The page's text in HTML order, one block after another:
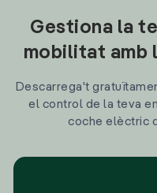
Gestiona la
mobilitat amb
Descarrega't
el control de la teva
coche elèctric